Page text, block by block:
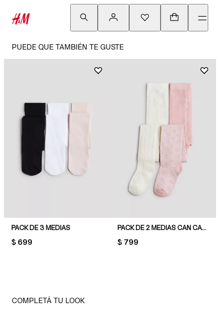
PUEDE QUE TAMBIÉN TE GUSTE
PACK DE 3 MEDIAS
PRICE:
$ 699
PACK DE 2 MEDIAS CAN CAN EN PUNTO FINO
PRICE:
$ 799
COMPLETÁ TU LOOK